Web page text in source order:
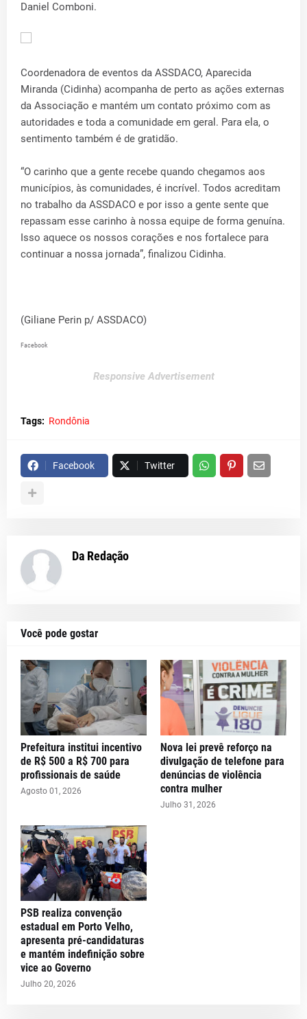
Daniel Comboni.
Coordenadora de eventos da ASSDACO, Aparecida
Miranda (Cidinha) acompanha de perto as ações externas
da Associação e mantém um contato próximo com as
autoridades e toda a comunidade em geral. Para ela, o
sentimento também é de gratidão.
“O carinho que a gente recebe quando chegamos aos
municípios, às comunidades, é incrível. Todos acreditam
no trabalho da ASSDACO e por isso a gente sente que
repassam esse carinho à nossa equipe de forma genuína.
Isso aquece os nossos corações e nos fortalece para
continuar a nossa jornada”, finalizou Cidinha.
(Giliane Perin p/ ASSDACO)
Facebook
Responsive Advertisement
Tags: Rondônia
Facebook Twitter
Da Redação
Você pode gostar
Prefeitura institui incentivo
de R$ 500 a R$ 700 para
profissionais de saúde
Agosto 01, 2026
Nova lei prevê reforço na
divulgação de telefone para
denúncias de violência
contra mulher
Julho 31, 2026
PSB realiza convenção
estadual em Porto Velho,
apresenta pré-candidaturas
e mantém indefinição sobre
vice ao Governo
Julho 20, 2026